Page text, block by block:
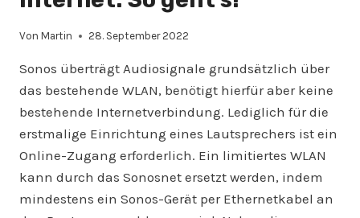
Von Martin 28. September 2022
Sonos überträgt Audiosignale grundsätzlich über
das bestehende WLAN, benötigt hierfür aber keine
bestehende Internetverbindung. Lediglich für die
erstmalige Einrichtung eines Lautsprechers ist ein
Online-Zugang erforderlich. Ein limitiertes WLAN
kann durch das Sonosnet ersetzt werden, indem
mindestens ein Sonos-Gerät per Ethernetkabel an